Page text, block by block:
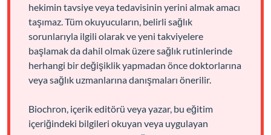
hekimin tavsiye veya tedavisinin yerini almak amacı
taşımaz. Tüm okuyucuların, belirli sağlık
sorunlarıyla ilgili olarak ve yeni takviyelere
başlamak da dahil olmak üzere sağlık rutinlerinde
herhangi bir değişiklik yapmadan önce doktorlarına
veya sağlık uzmanlarına danışmaları önerilir.
Biochron, içerik editörü veya yazar, bu eğitim
içeriğindeki bilgileri okuyan veya uygulayan